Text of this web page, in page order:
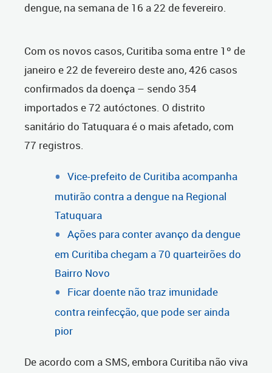
dengue, na semana de 16 a 22 de fevereiro.
Com os novos casos, Curitiba soma entre 1º de
janeiro e 22 de fevereiro deste ano, 426 casos
confirmados da doença – sendo 354
importados e 72 autóctones. O distrito
sanitário do Tatuquara é o mais afetado, com
77 registros.
Vice-prefeito de Curitiba acompanha
mutirão contra a dengue na Regional
Tatuquara
Ações para conter avanço da dengue
em Curitiba chegam a 70 quarteirões do
Bairro Novo
Ficar doente não traz imunidade
contra reinfecção, que pode ser ainda
pior
De acordo com a SMS, embora Curitiba não viva